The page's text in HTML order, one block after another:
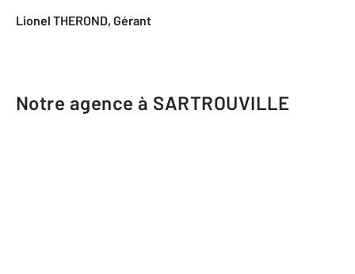
Lionel THEROND, Gérant
Notre agence à SARTROUVILLE